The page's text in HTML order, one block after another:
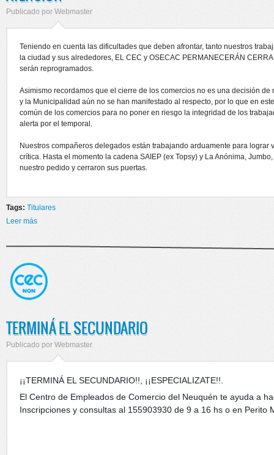
Publicado por Webmaster
Teniendo en cuenta las dificultades que deben afrontar, tanto nuestros
la ciudad y sus alrededores, EL CEC y OSECAC PERMANECERÁN
serán reprogramados.
Asimismo recordamos que el cierre de los comercios no es una decisión
y la Municipalidad aún no se han manifestado al respecto, por lo que en
común de los comercios para no poner en riesgo la integridad de los
alerta por el temporal.
Nuestros compañeros delegados están trabajando arduamente para lograr
crítica. Hasta el momento la cadena SAIEP (ex Topsy) y La Anónima,
nuestro pedido y cerraron sus puertas.
Tags: Titulares
Leer más
TERMINÁ EL SECUNDARIO
Publicado por Webmaster
¡¡TERMINÁ EL SECUNDARIO!!, ¡¡ESPECIALIZATE!!.
El Centro de Empleados de Comercio del Neuquén te ayuda a
Inscripciones y consultas al 155903930 de 9 a 16 hs o en Perito